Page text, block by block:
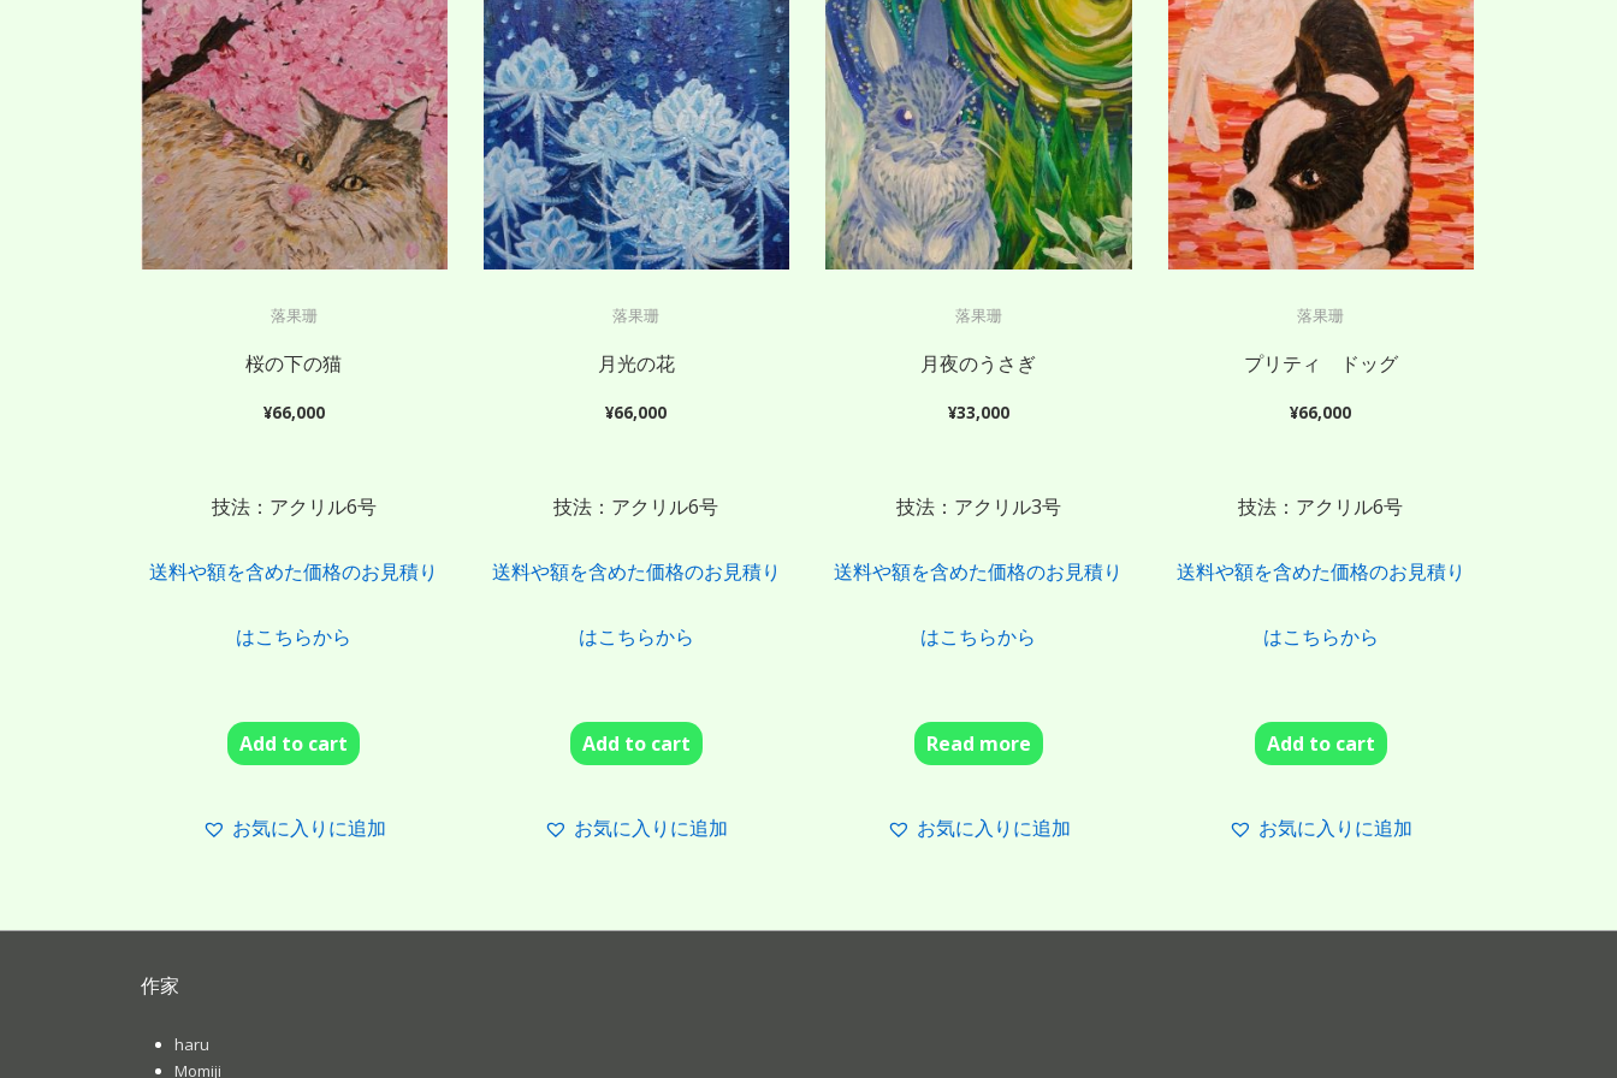
落果珊
桜の下の猫
¥66,000
技法：アクリル6号
送料や額を含めた価格のお見積り
はこちらから
Add to cart
お気に入りに追加
落果珊
月光の花
¥66,000
技法：アクリル6号
送料や額を含めた価格のお見積り
はこちらから
Add to cart
お気に入りに追加
落果珊
月夜のうさぎ
¥33,000
技法：アクリル3号
送料や額を含めた価格のお見積り
はこちらから
Read more
お気に入りに追加
落果珊
プリティ ドッグ
¥66,000
技法：アクリル6号
送料や額を含めた価格のお見積り
はこちらから
Add to cart
お気に入りに追加
作家
haru
Momiji